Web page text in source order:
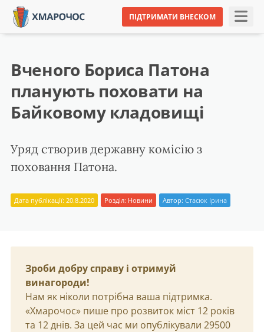
ПІДТРИМАТИ ВНЕСКОМ
Вченого Бориса Патона
планують поховати на
Байковому кладовищі
Уряд створив державну комісію з
поховання Патона.
Дата публікації: 20.8.2020 Розділ: Новини Автор: Стасюк Ірина
Зроби добру справу і отримуй
винагороди!
Нам як ніколи потрібна ваша підтримка.
«Хмарочос» пише про розвиток міст 12 років
та 12 днів. За цей час ми опублікували 29500